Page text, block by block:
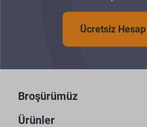
Ücretsiz
Broşürümüz
Ürünler